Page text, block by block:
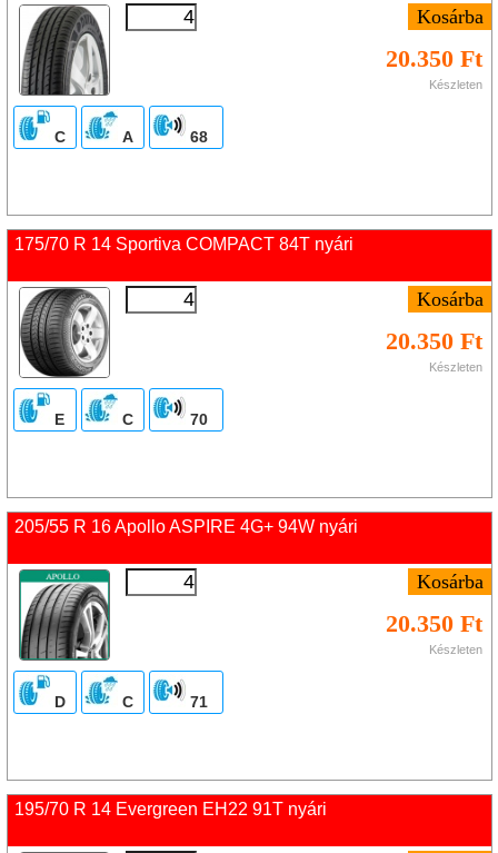
20.350 Ft
Készleten
C A 68
175/70 R 14 Sportiva COMPACT 84T nyári
20.350 Ft
Készleten
E C 70
205/55 R 16 Apollo ASPIRE 4G+ 94W nyári
20.350 Ft
Készleten
D C 71
195/70 R 14 Evergreen EH22 91T nyári